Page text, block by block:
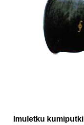
Imuletku kumiputki